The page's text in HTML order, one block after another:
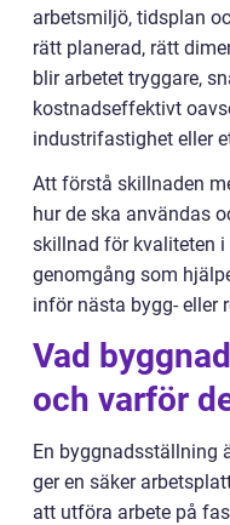
arbetsmiljö, tidsplan
rätt planerad, rätt
blir arbetet tryggare,
kostnadseffektivt
industrifastighet eller
Att förstå skillnaden
hur de ska användas
skillnad för kvaliteten i
genomgång som
inför nästa bygg- eller
Vad
och varför
En byggnadsställning
ger en säker
att utföra arbete på